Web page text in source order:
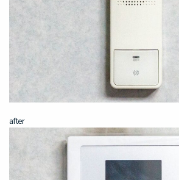
after